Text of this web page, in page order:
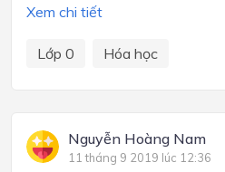
Xem chi tiết
Lớp 0 Hóa học
Nguyễn Hoàng Nam
11 tháng 9 2019 lúc 12:36